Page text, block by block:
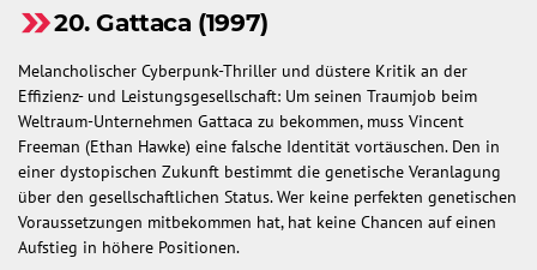
20. Gattaca (1997)
Melancholischer Cyberpunk-Thriller und düstere Kritik an der
Effizienz- und Leistungsgesellschaft: Um seinen Traumjob beim
Weltraum-Unternehmen Gattaca zu bekommen, muss Vincent
Freeman (Ethan Hawke) eine falsche Identität vortäuschen. Den in
einer dystopischen Zukunft bestimmt die genetische Veranlagung
über den gesellschaftlichen Status. Wer keine perfekten genetischen
Voraussetzungen mitbekommen hat, hat keine Chancen auf einen
Aufstieg in höhere Positionen.